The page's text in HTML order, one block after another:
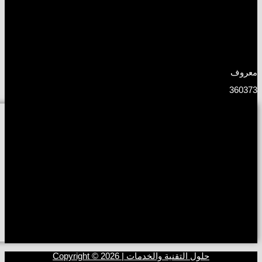
معروف
360373
حلول التقنية والخدمات | Copyright © 2026